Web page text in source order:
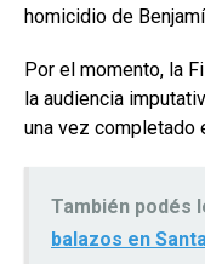
homicidio de
Por el momento, la
la audiencia
una vez completado
También podés
balazos en